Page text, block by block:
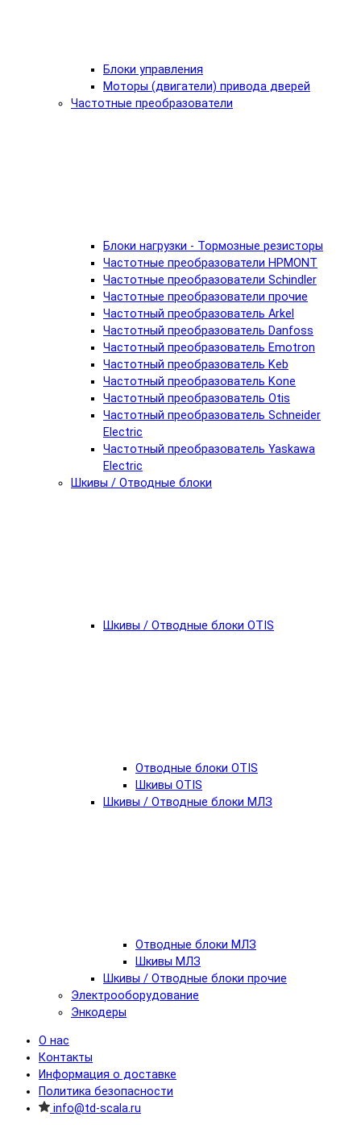
Блоки управления
Моторы (двигатели) привода дверей
Частотные преобразователи
Блоки нагрузки - Тормозные резисторы
Частотные преобразователи HPMONT
Частотные преобразователи Schindler
Частотные преобразователи прочие
Частотный преобразователь Arkel
Частотный преобразователь Danfoss
Частотный преобразователь Emotron
Частотный преобразователь Keb
Частотный преобразователь Kone
Частотный преобразователь Otis
Частотный преобразователь Schneider
Electric
Частотный преобразователь Yaskawa
Electric
Шкивы / Отводные блоки
Шкивы / Отводные блоки OTIS
Отводные блоки OTIS
Шкивы OTIS
Шкивы / Отводные блоки МЛЗ
Отводные блоки МЛЗ
Шкивы МЛЗ
Шкивы / Отводные блоки прочие
Электрооборудование
Энкодеры
О нас
Контакты
Информация о доставке
Политика безопасности
info@td-scala.ru